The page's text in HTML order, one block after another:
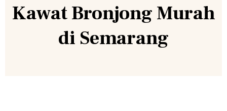
Kawat Bronjong Murah
di Semarang